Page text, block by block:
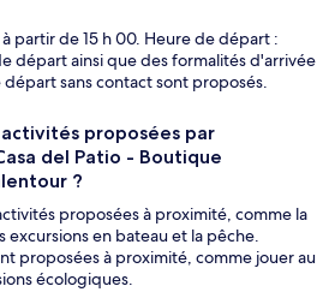
partir de 15 h 00. Heure de départ :
départ ainsi que des formalités d'arrivée
sans contact sont proposés.
proposées par
del Patio - Boutique
?
proposées à proximité, comme la
excursions en bateau et la pêche.
proposées à proximité, comme jouer au
écologiques.